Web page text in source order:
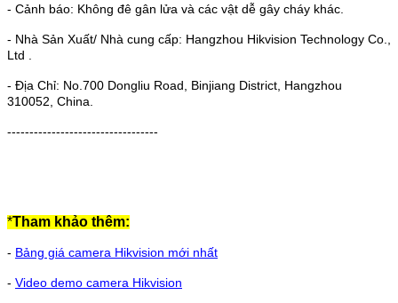
- Cảnh báo: Không đê gân lửa và các vật dễ gây cháy khác.
- Nhà Sản Xuất/ Nhà cung cấp: Hangzhou Hikvision Technology Co.,
Ltd .
- Địa Chỉ: No.700 Dongliu Road, Binjiang District, Hangzhou
310052, China.
----------------------------------
*Tham khảo thêm:
- Bảng giá camera Hikvision mới nhất
- Video demo camera Hikvision